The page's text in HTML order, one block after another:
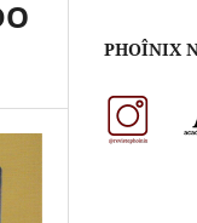
PHOÎNIX